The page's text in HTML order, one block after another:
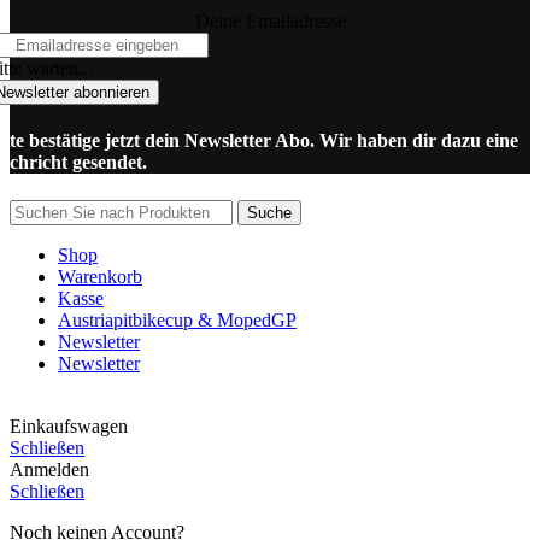
warten...
abonnieren
bestätige jetzt dein Newsletter Abo. Wir haben dir dazu eine
gesendet.
Suche
Shop
Warenkorb
Kasse
Austriapitbikecup & MopedGP
Newsletter
Newsletter
Einkaufswagen
Schließen
Anmelden
Schließen
Noch keinen Account?